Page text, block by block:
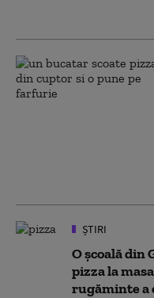
ȘTIRI
O școală din
pizza la
rugăminte a